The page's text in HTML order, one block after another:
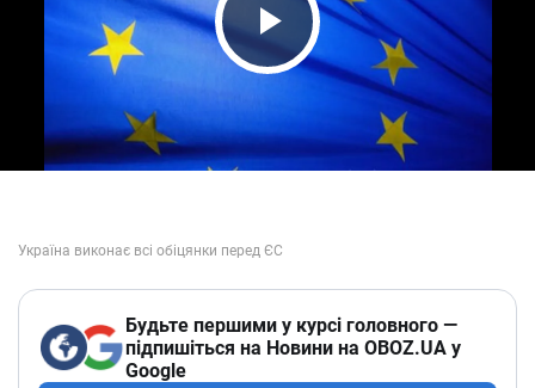
Play Video
Будьте першими у курсі головного —
підпишіться на Новини на OBOZ.UA у
Google